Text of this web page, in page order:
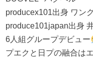
producex101出身 ワン
produce101japan出身
6人組グループデビュー
プエクと日プの融合は